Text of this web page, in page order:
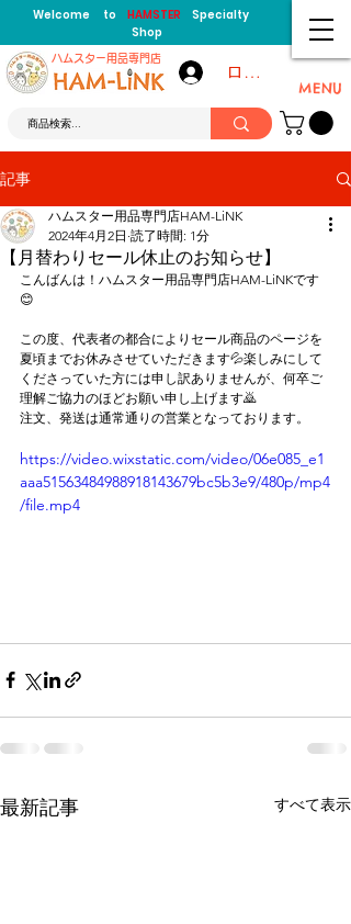
Welcome to HAMSTER Specialty
Shop
​ハムスター用品専門店
MENU
ログイン
記事
【月替わりセール休止のお知らせ】
ハムスター用品専門店HAM-LiNK
2024年4月2日 読了時間: 1分
こんばんは！ハムスター用品専門店HAM-LiNKです
😊
この度、代表者の都合によりセール商品のページを
夏頃までお休みさせていただきます💦楽しみにして
くださっていた方には申し訳ありませんが、何卒ご
理解ご協力のほどお願い申し上げます🙇
注文、発送は通常通りの営業となっております。
https://video.wixstatic.com/video/06e085_e1
aaa51563484988918143679bc5b3e9/480p/mp4
/file.mp4
最新記事 すべて表示